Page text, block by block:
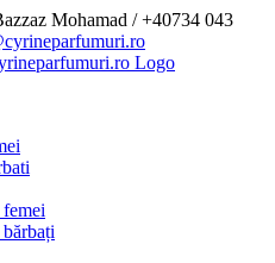
Mohamad / +40734 043